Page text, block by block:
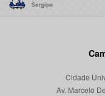
Cidade
Av. Marcelo